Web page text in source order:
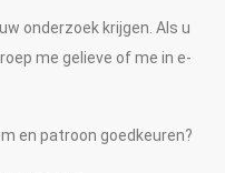
onderzoek krijgen. Als u
me gelieve of me in e-
en patroon goedkeuren?